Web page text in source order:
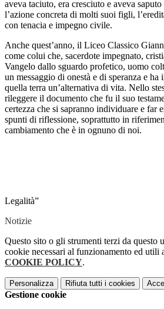
aveva taciuto, era cresciuto e aveva
l’azione concreta di molti suoi figli,
con tenacia e impegno civile.
Anche quest’anno, il Liceo Classico
come colui che, sacerdote impegnato,
Vangelo dallo sguardo profetico, uomo
un messaggio di onestà e di speranza e
quella terra un’alternativa di vita. Nello
rileggere il documento che fu il suo
certezza che si sapranno individuare e far
spunti di riflessione, soprattutto in
cambiamento che è in ognuno di noi.
Legalità”
Notizie
Questo sito o gli strumenti terzi da questo
cookie necessari al funzionamento ed utili
COOKIE POLICY.
Personalizza Rifiuta tutti i cookies
Gestione cookie